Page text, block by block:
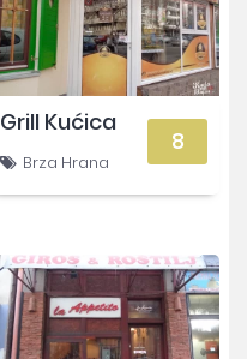
Grill Kućica
Brza Hrana
8